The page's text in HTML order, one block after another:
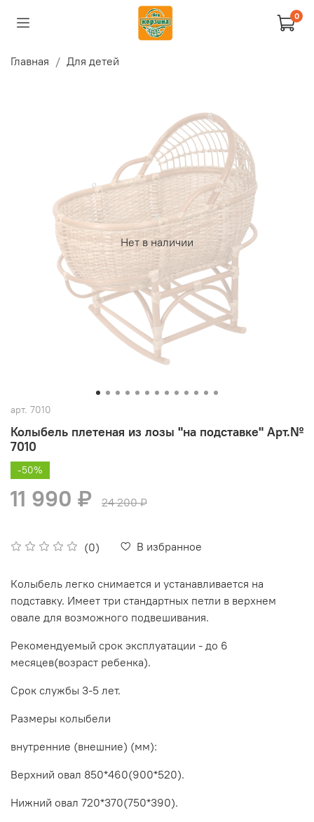
0
Главная Для детей
Нет в наличии
арт. 7010
Колыбель плетеная из лозы "на подставке" Арт.№
7010
(0) В избранное
-50%
11 990 ₽ 24 200 ₽
Колыбель легко снимается и устанавливается на
подставку. Имеет три стандартных петли в верхнем
овале для возможного подвешивания.
Рекомендуемый срок эксплуатации - до 6
месяцев(возраст ребенка).
Срок службы 3-5 лет.
Размеры колыбели
внутренние (внешние) (мм):
Верхний овал 850*460(900*520).
Нижний овал 720*370(750*390).